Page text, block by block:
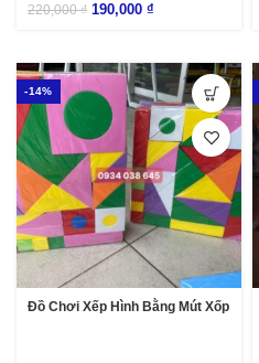
220,000₫ 190,000 ₫
-14%
Đồ Chơi Xếp Hình Bằng Mút Xốp